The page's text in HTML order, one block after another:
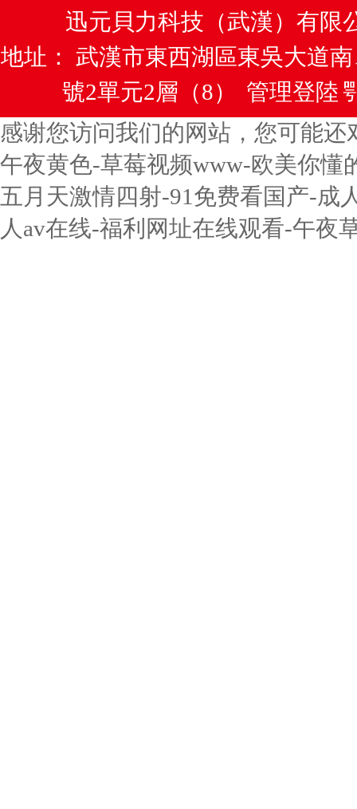
迅元貝力科技（武漢）有限
地址： 武漢市東西湖區東吳大道
號2單元2層（8）
管理登陸
感谢您访问我们的网站，您可能还
午夜黄色-草莓视频www-欧美你懂
五月天激情四射-91免费看国产-成
人av在线-福利网址在线观看-午夜